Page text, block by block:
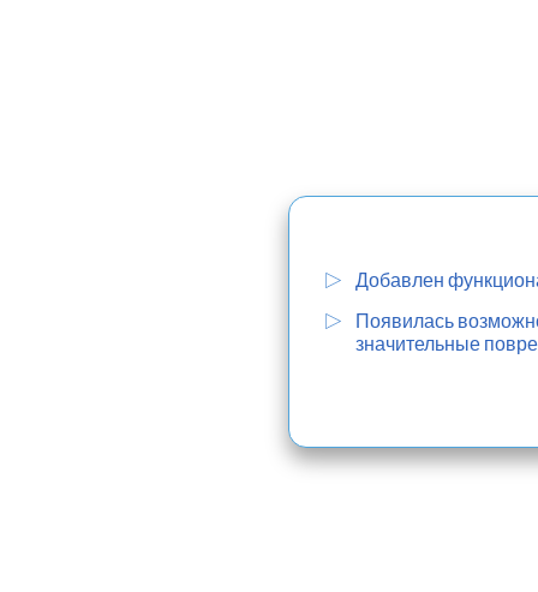
Добавлен
Появилась
значительные